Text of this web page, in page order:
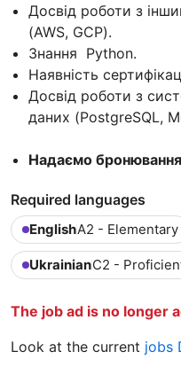
Досвід роботи з
(AWS, GCP).
Знання Python.
Наявність
Досвід роботи з
даних (PostgreSQL,
Надаємо бронювання
Required languages
EnglishA2 - Elementary
UkrainianC2 -
The job ad is no longer
Look at the current jobs